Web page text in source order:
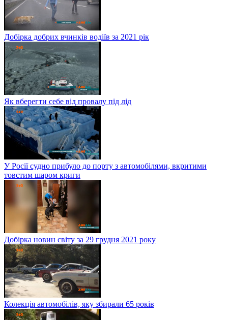
Добірка добрих вчинків водіїв за 2021 рік
Як вберегти себе від провалу під лід
У Росії судно прибуло до порту з автомобілями, вкритими
товстим шаром криги
Добірка новин світу за 29 грудня 2021 року
Колекція автомобілів, яку збирали 65 років